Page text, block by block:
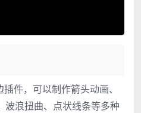
件，可以制作箭头动画、
波浪扭曲、点状线条等多种